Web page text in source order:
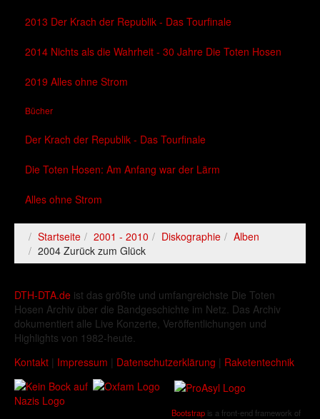
2013 Der Krach der Republik - Das Tourfinale
2014 Nichts als die Wahrheit - 30 Jahre Die Toten Hosen
2019 Alles ohne Strom
Bücher
Der Krach der Republik - Das Tourfinale
Die Toten Hosen: Am Anfang war der Lärm
Alles ohne Strom
Startseite 2001 - 2010 Diskographie
Alben
2004 Zurück zum Glück
DTH-DTA.de ist das größte und umfangreichste Die Toten
Hosen Archiv über die Bandgeschichte im Netz. Das Archiv
dokumentiert alle Live Konzerte, Veröffentlichungen und
Highlights von 1982-heute.
Kontakt | Impressum | Datenschutzerklärung | Raketentechnik
Bootstrap is a front-end framework of